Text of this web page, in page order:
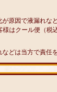
原因で液漏れな
はクール便（税
どは当方で責任